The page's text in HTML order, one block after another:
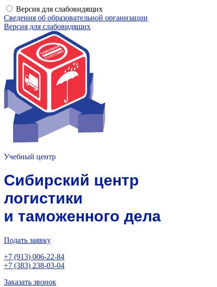
Версия для слабовидящих
Сведения об образовательной организации
Версия для слабовидящих
Учебный центр
Сибирский центр
логистики
и таможенного дела
Подать заявку
+7 (913) 006-22-84
+7 (383) 238-03-04
Заказать звонок